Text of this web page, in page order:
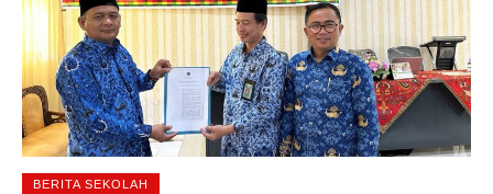
BERITA SEKOLAH